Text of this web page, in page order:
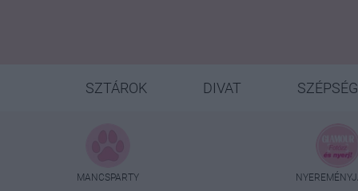
SZTÁROK DIVAT SZÉPSÉG
MANCSPARTY